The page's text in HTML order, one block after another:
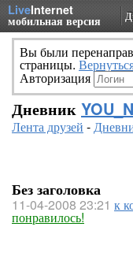
LiveInternet
мобильная версия
Вы были
страницы.
Авторизация
Дневник
Лента друзей -
Без заголовка
11-04-2008 23:21 к
понравилось!